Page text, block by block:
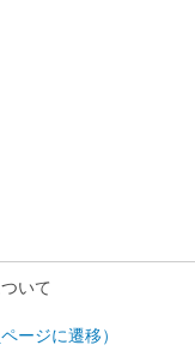
いて
ージに遷移）